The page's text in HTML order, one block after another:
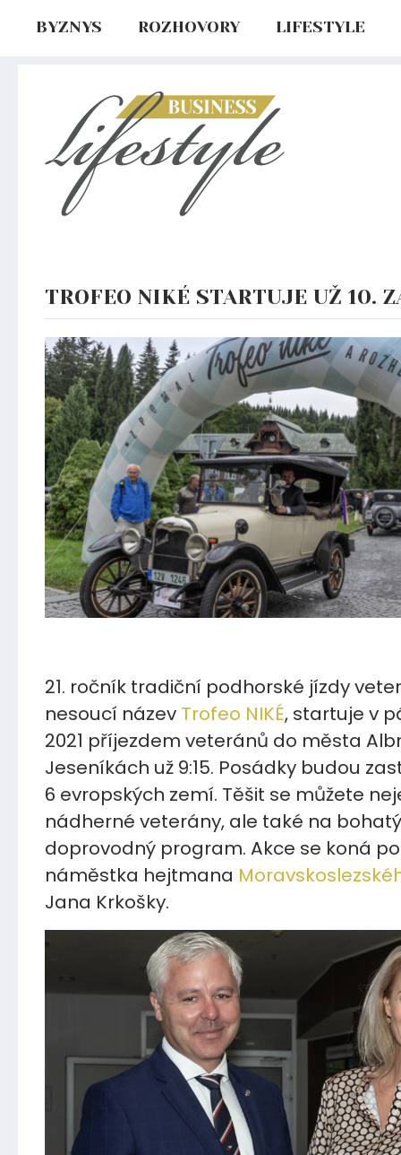
BYZNYS ROZHOVORY LIFESTYLE
TROFEO NIKÉ STARTUJE UŽ 10.
21. ročník tradiční podhorské jízdy
nesoucí název Trofeo NIKÉ, startuje v
2021 příjezdem veteránů do města
Jeseníkách už 9:15. Posádky budou
6 evropských zemí. Těšit se můžete
nádherné veterány, ale také na bohatý
doprovodný program. Akce se koná
náměstka hejtmana
Jana Krkošky.